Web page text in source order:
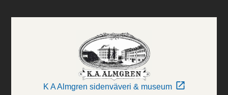
K A Almgren sidenväveri & museum